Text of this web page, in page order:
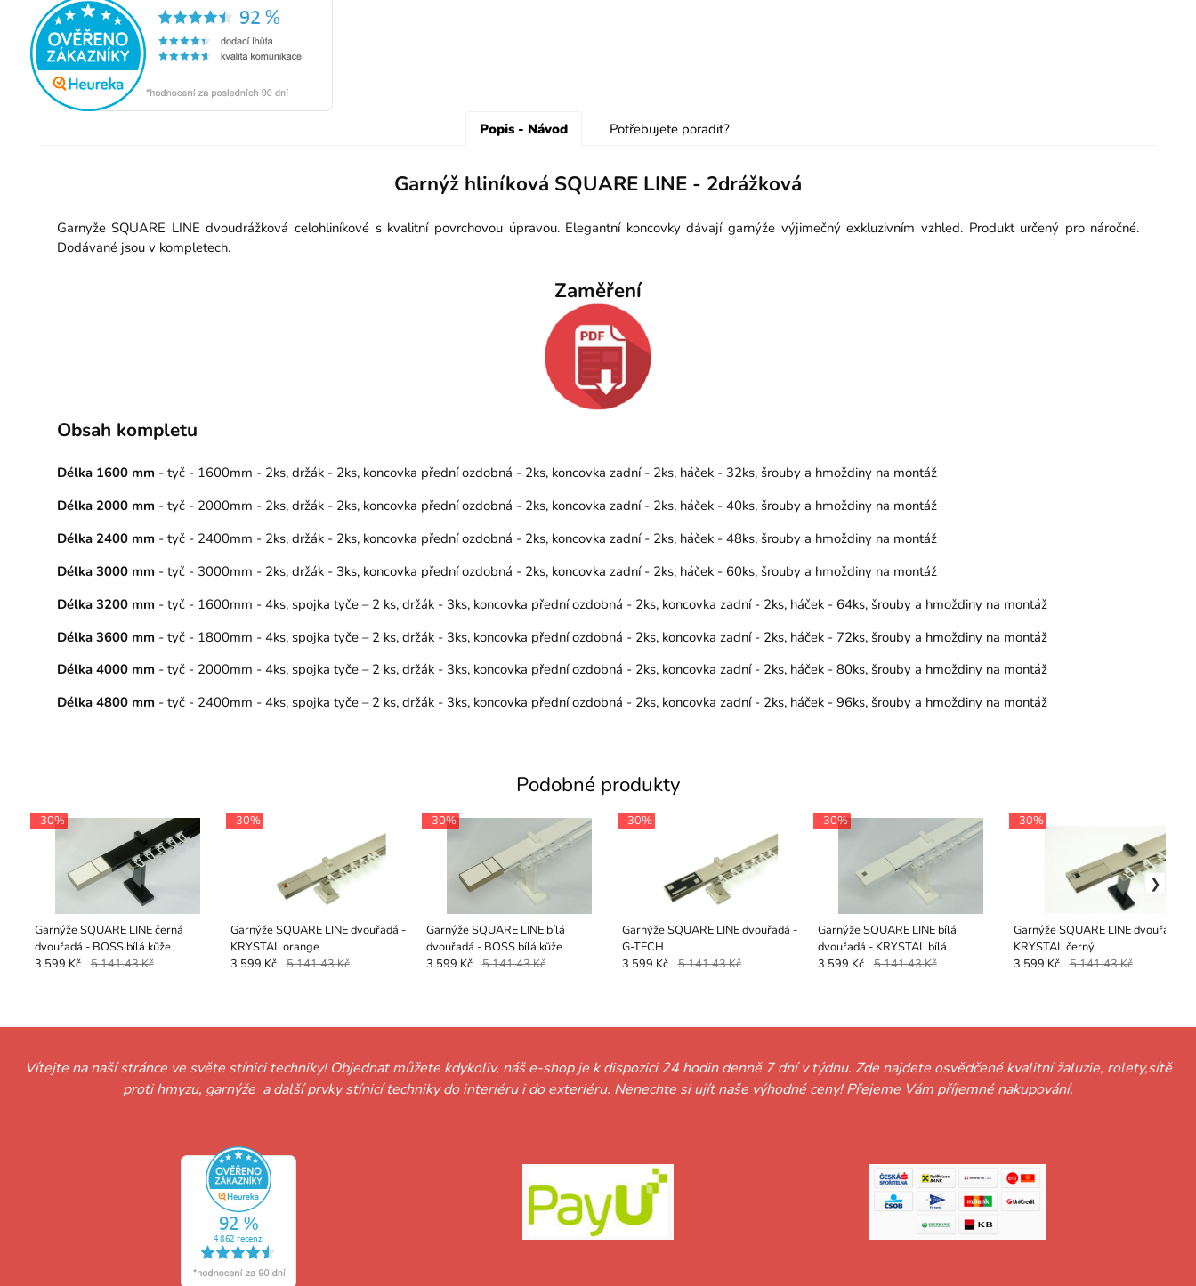
Popis - Návod Potřebujete poradit?
Garnýž hliníková SQUARE LINE - 2drážková
Garnyže SQUARE LINE dvoudrážková celohliníkové s kvalitní povrchovou úpravou. Elegantní koncovky dávají garnýže výjimečný exkluzivním vzhled. Produkt určený pro náročné.
Dodávané jsou v kompletech.
Zaměření
Obsah kompletu
Délka 1600 mm - tyč - 1600mm - 2ks, držák - 2ks, koncovka přední ozdobná - 2ks, koncovka zadní - 2ks, háček - 32ks, šrouby a hmoždiny na montáž
Délka 2000 mm - tyč - 2000mm - 2ks, držák - 2ks, koncovka přední ozdobná - 2ks, koncovka zadní - 2ks, háček - 40ks, šrouby a hmoždiny na montáž
Délka 2400 mm - tyč - 2400mm - 2ks, držák - 2ks, koncovka přední ozdobná - 2ks, koncovka zadní - 2ks, háček - 48ks, šrouby a hmoždiny na montáž
Délka 3000 mm - tyč - 3000mm - 2ks, držák - 3ks, koncovka přední ozdobná - 2ks, koncovka zadní - 2ks, háček - 60ks, šrouby a hmoždiny na montáž
Délka 3200 mm - tyč - 1600mm - 4ks, spojka tyče – 2 ks, držák - 3ks, koncovka přední ozdobná - 2ks, koncovka zadní - 2ks, háček - 64ks, šrouby a hmoždiny na montáž
Délka 3600 mm - tyč - 1800mm - 4ks, spojka tyče – 2 ks, držák - 3ks, koncovka přední ozdobná - 2ks, koncovka zadní - 2ks, háček - 72ks, šrouby a hmoždiny na montáž
Délka 4000 mm - tyč - 2000mm - 4ks, spojka tyče – 2 ks, držák - 3ks, koncovka přední ozdobná - 2ks, koncovka zadní - 2ks, háček - 80ks, šrouby a hmoždiny na montáž
Délka 4800 mm - tyč - 2400mm - 4ks, spojka tyče – 2 ks, držák - 3ks, koncovka přední ozdobná - 2ks, koncovka zadní - 2ks, háček - 96ks, šrouby a hmoždiny na montáž
Podobné produkty
Garnýže SQUARE LINE černá
dvouřadá - BOSS bílá kůže
- 30%
3 599 Kč 5 141.43 Kč
Garnýže SQUARE LINE dvouřadá -
KRYSTAL orange
- 30%
3 599 Kč 5 141.43 Kč
Garnýže SQUARE LINE bílá
dvouřadá - BOSS bílá kůže
- 30%
3 599 Kč 5 141.43 Kč
Garnýže SQUARE LINE dvouřadá -
G-TECH
- 30%
3 599 Kč 5 141.43 Kč
Garnýže SQUARE LINE bílá
dvouřadá - KRYSTAL bílá
- 30%
3 599 Kč 5 141.43 Kč
Garnýže SQUARE LINE dvouřadá -
KRYSTAL černý
- 30%
3 599 Kč 5 141.43 Kč
Vítejte na naší stránce ve světe stínici techniky! Objednat můžete kdykoliv, náš e-shop je k dispozici 24 hodin denně 7 dní v týdnu. Zde najdete osvědčené kvalitní žaluzie, rolety,sítě
proti hmyzu, garnýže a další prvky stínicí techniky do interiéru i do exteriéru. Nenechte si ujít naše výhodné ceny! Přejeme Vám příjemné nakupování.